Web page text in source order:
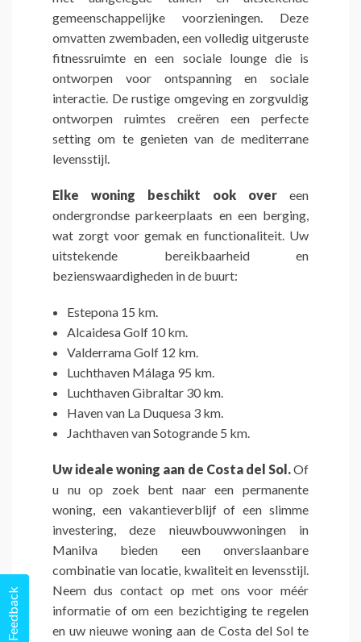
gemeenschappelijke voorzieningen. Deze
omvatten zwembaden, een volledig uitgeruste
fitnessruimte en een sociale lounge die is
ontworpen voor ontspanning en sociale
interactie. De rustige omgeving en zorgvuldig
ontworpen ruimtes creëren een perfecte
setting om te genieten van de mediterrane
levensstijl.
Elke woning beschikt ook over een
ondergrondse parkeerplaats en een berging,
wat zorgt voor gemak en functionaliteit. Uw
uitstekende bereikbaarheid en
bezienswaardigheden in de buurt:
Estepona 15 km.
Alcaidesa Golf 10 km.
Valderrama Golf 12 km.
Luchthaven Málaga 95 km.
Luchthaven Gibraltar 30 km.
Haven van La Duquesa 3 km.
Jachthaven van Sotogrande 5 km.
Uw ideale woning aan de Costa del Sol.Of
u nu op zoek bent naar een permanente
woning, een vakantieverblijf of een slimme
investering, deze nieuwbouwwoningen in
Manilva bieden een onverslaanbare
combinatie van locatie, kwaliteit en levensstijl.
Neem dus contact op met ons voor méér
informatie of om een bezichtiging te regelen
en uw nieuwe woning aan de Costa del Sol te
Feedback